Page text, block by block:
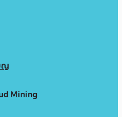
ญ
Mining